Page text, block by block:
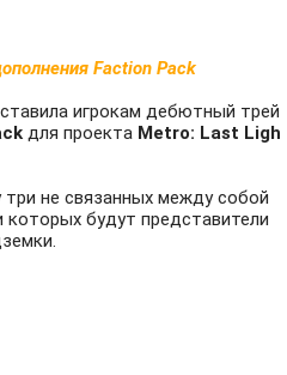
Faction Pack
игрокам дебютный трей
для проекта Metro: Last Ligh
не связанных между собой
будут представители